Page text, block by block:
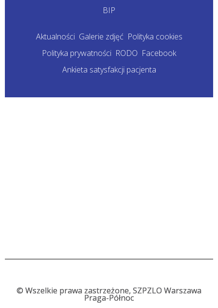
BIP
Aktualności Galerie zdjęć Polityka cookies
Polityka prywatności RODO Facebook
Ankieta satysfakcji pacjenta
© Wszelkie prawa zastrzeżone, SZPZLO Warszawa
Praga-Północ